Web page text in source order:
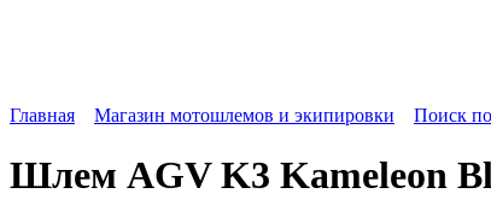
Главная Магазин мотошлемов и экипировки Поиск
Шлем AGV K3 Kameleon